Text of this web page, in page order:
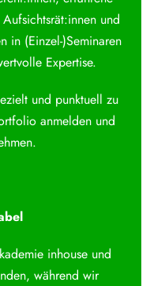
und
in (Einzel-)Seminaren
Expertise.
und punktuell zu
anmelden und
inhouse und
während wir